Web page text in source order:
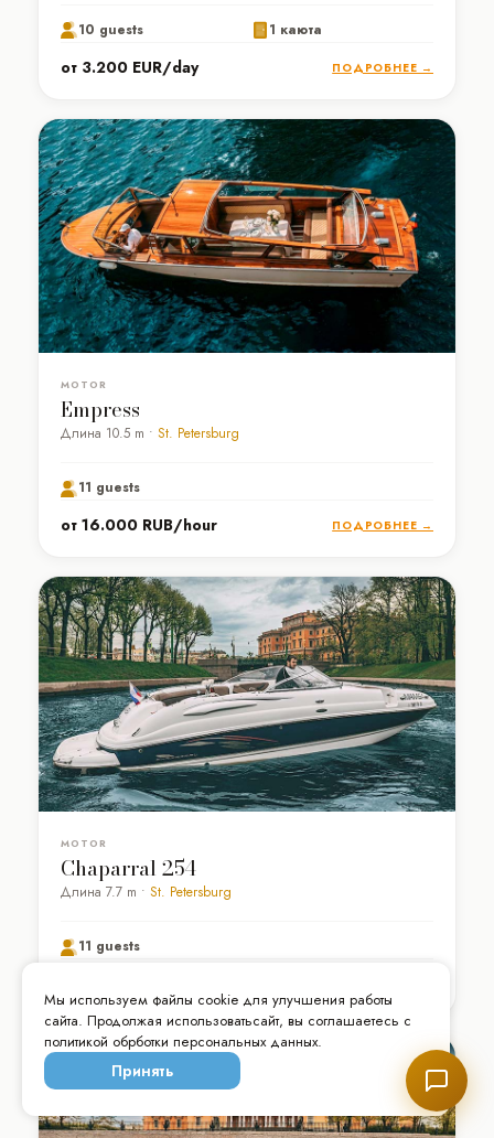
10 guests 1 каюта
от 3.200 EUR/day ПОДРОБНЕЕ →
MOTOR
Empress
Длина 10.5 m • St. Petersburg
11 guests
от 16.000 RUB/hour ПОДРОБНЕЕ →
MOTOR
Chaparral 254
Длина 7.7 m • St. Petersburg
11 guests
Мы используем файлы cookie для улучшения работы
сайта. Продолжая использоватьсайт, вы соглашаетесь с
политикой обрботки персональных данных.
Принять